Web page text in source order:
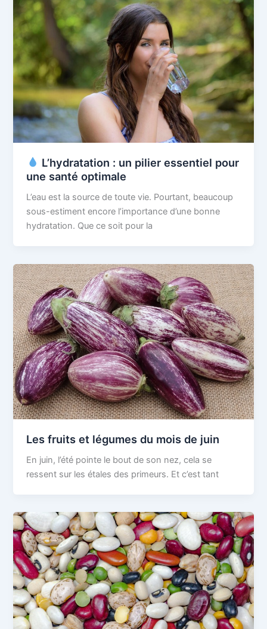
​ L’hydratation : un pilier essentiel pour
une santé optimale
L’eau est la source de toute vie. Pourtant, beaucoup
sous-estiment encore l’importance d’une bonne
hydratation. Que ce soit pour la
Les fruits et légumes du mois de juin
En juin, l’été pointe le bout de son nez, cela se
ressent sur les étales des primeurs. Et c’est tant